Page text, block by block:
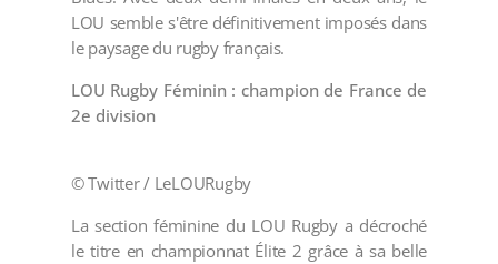
LOU semble s'être définitivement imposés dans
le paysage du rugby français.
LOU Rugby Féminin : champion de France de
2e division
© Twitter / LeLOURugby
La section féminine du LOU Rugby a décroché
le titre en championnat Élite 2 grâce à sa belle